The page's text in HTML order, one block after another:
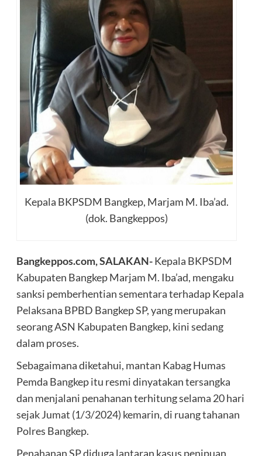
Kepala BKPSDM Bangkep, Marjam M. Iba’ad.
(dok. Bangkeppos)
Bangkeppos.com, SALAKAN-Kepala BKPSDM
Kabupaten Bangkep Marjam M. Iba’ad, mengaku
sanksi pemberhentian sementara terhadap Kepala
Pelaksana BPBD Bangkep SP, yang merupakan
seorang ASN Kabupaten Bangkep, kini sedang
dalam proses.
Sebagaimana diketahui, mantan Kabag Humas
Pemda Bangkep itu resmi dinyatakan tersangka
dan menjalani penahanan terhitung selama 20 hari
sejak Jumat (1/3/2024) kemarin, di ruang tahanan
Polres Bangkep.
Penahanan SP diduga lantaran kasus penipuan